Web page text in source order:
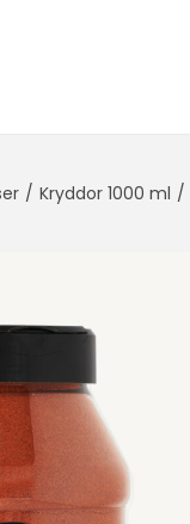
/ Kryddor 1000 ml /